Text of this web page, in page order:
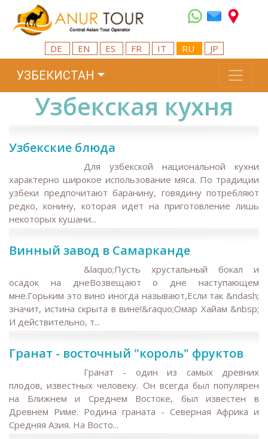
DE EN ES FR IT RU JP
УЗБЕКИСТАН
Узбекская кухня
Узбекские блюда
Для узбекской национальной кухни
характерно широкое использование мяса. По традиции
узбеки предпочитают баранину, говядину потребляют
редко, конину, которая идет на приготовление лишь
некоторых кушани...
Винный завод в Самарканде
&laquo;Пусть хрустальный бокал и
осадок на днеВозвещают о дне наступающем
мне.Горьким это вино иногда называют,Если так &ndash;
значит, истина скрыта в вине!&raquo;Омар Хайам &nbsp;
И действительно, т...
Гранат - восточный "король" фруктов
Гранат - один из самых древних
плодов, известных человеку. Он всегда был популярен
на Ближнем и Среднем Востоке, был известен в
Древнем Риме. Родина граната - Северная Африка и
Средняя Азия. На Восто...